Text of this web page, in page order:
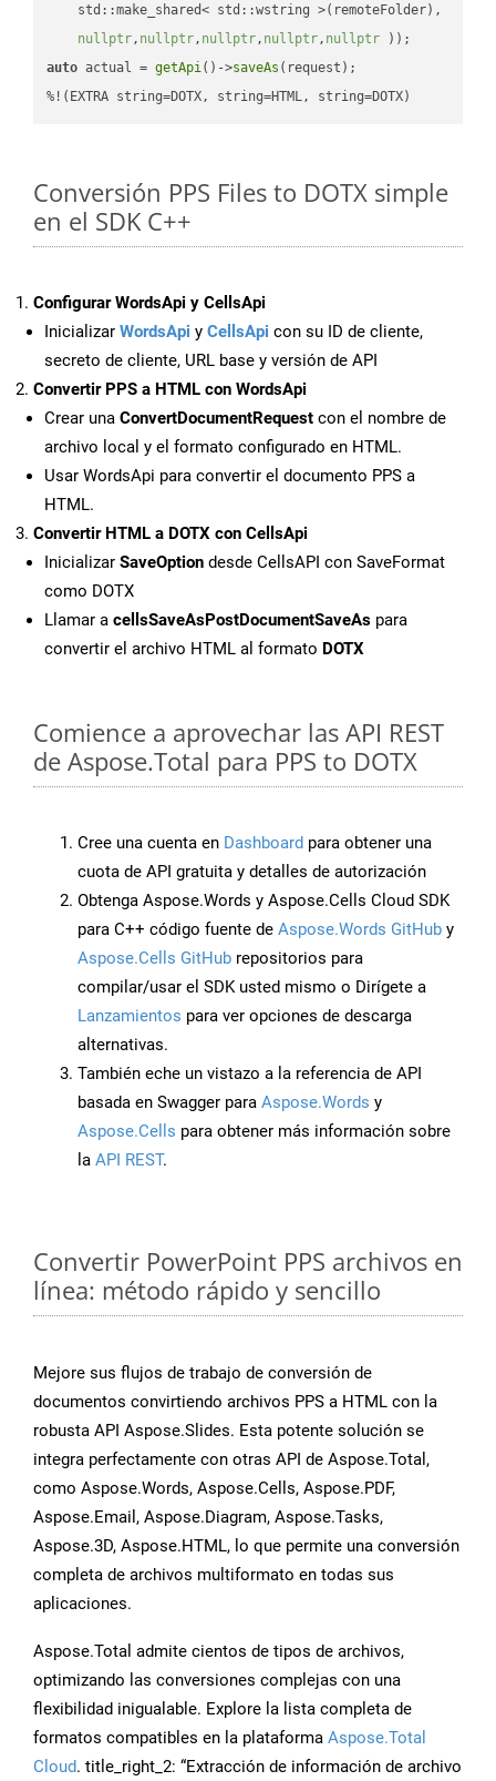
    std::make_shared< std::wstring >(remoteFolder),
nullptr, nullptr, nullptr, nullptr, nullptr ))
auto actual = getApi()->saveAs (request);
%!(EXTRA string=DOTX, string=HTML, string=DOTX)
Conversión PPS Files to DOTX simple
en el SDK C++
Configurar WordsApi y CellsApi
Inicializar WordsApi y CellsApi con su ID de cliente,
secreto de cliente, URL base y versión de API
Convertir PPS a HTML con WordsApi
Crear una ConvertDocumentRequest con el nombre de
archivo local y el formato configurado en HTML.
Usar WordsApi para convertir el documento PPS a
HTML.
Convertir HTML a DOTX con CellsApi
Inicializar SaveOption desde CellsAPI con SaveFormat
como DOTX
Llamar a cellsSaveAsPostDocumentSaveAs para
convertir el archivo HTML al formato DOTX
Comience a aprovechar las API REST
de Aspose.Total para PPS to DOTX
Cree una cuenta en Dashboard para obtener una
cuota de API gratuita y detalles de autorización
Obtenga Aspose.Words y Aspose.Cells Cloud SDK
para C++ código fuente de Aspose.Words GitHub y
Aspose.Cells GitHub repositorios para
compilar/usar el SDK usted mismo o Dirígete a
Lanzamientos para ver opciones de descarga
alternativas.
También eche un vistazo a la referencia de API
basada en Swagger para Aspose.Words y
Aspose.Cells para obtener más información sobre
la API REST.
Convertir PowerPoint PPS archivos en
línea: método rápido y sencillo
Mejore sus flujos de trabajo de conversión de
documentos convirtiendo archivos PPS a HTML con la
robusta API Aspose.Slides. Esta potente solución se
integra perfectamente con otras API de Aspose.Total,
como Aspose.Words, Aspose.Cells, Aspose.PDF,
Aspose.Email, Aspose.Diagram, Aspose.Tasks,
Aspose.3D, Aspose.HTML, lo que permite una conversión
completa de archivos multiformato en todas sus
aplicaciones.
Aspose.Total admite cientos de tipos de archivos,
optimizando las conversiones complejas con una
flexibilidad inigualable. Explore la lista completa de
formatos compatibles en la plataforma Aspose.Total
Cloud. title_right_2: “Extracción de información de archivo